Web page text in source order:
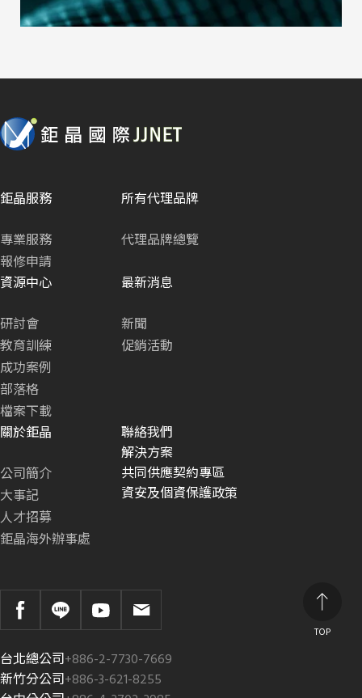
TOP
鉅晶服務
專業服務
報修申請
所有代理品牌
代理品牌總覽
資源中心
研討會
教育訓練
成功案例
部落格
檔案下載
最新消息
新聞
促銷活動
關於鉅晶
公司簡介
大事記
人才招募
鉅晶海外辦事處
聯絡我們
解決方案
共同供應契約專區
資安及個資保護政策
台北總公司+886-2-7730-7669
新竹分公司+886-3-621-8255